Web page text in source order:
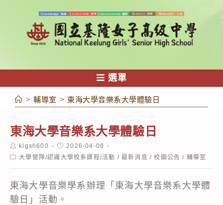
容
選單
> 輔導室 > 東海大學音樂系大學體驗日
東海大學音樂系大學體驗日
Post
author:
klgsh600
Post
published:
2026-04-06
Post大學營隊/認識大學校系課程/活動 / 最新消息 / 校園公告 / 輔導室
東海大學音樂學系辦理「東海大學音樂系大學體
驗日」活動。